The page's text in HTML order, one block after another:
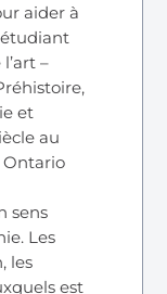
aider à
étudiant
–
et
au
sens
Les
les
est